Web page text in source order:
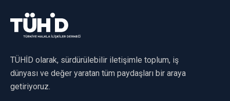
TÜHİD olarak, sürdürülebilir iletişimle toplum, iş
dünyası ve değer yaratan tüm paydaşları bir araya
getiriyoruz.